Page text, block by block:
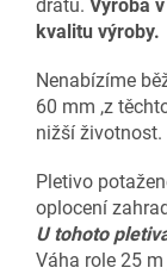
drátu. Výroba
kvalitu výroby.
Nenabízíme
60 mm ,z
nižší
Pletivo
oplocení
U tohoto
Váha role 25